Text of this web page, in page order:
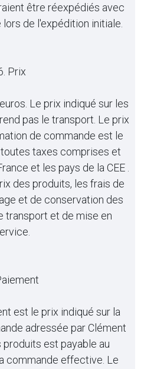
être réexpédiés avec
de l'expédition initiale.
Prix
Le prix indiqué sur les
pas le transport. Le prix
de commande est le
taxes comprises et
et les pays de la CEE .
des produits, les frais de
et de conservation des
transport et de mise en
est le prix indiqué sur la
adressée par Clément
produits est payable au
commande effective. Le